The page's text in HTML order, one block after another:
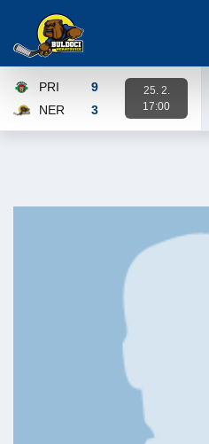
PRI
9
NER
3
25. 2.
17:00